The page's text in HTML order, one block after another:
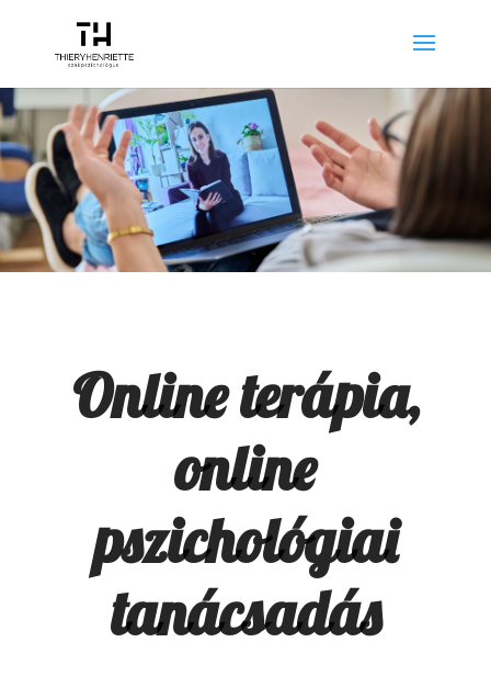
Online terápia,
online
pszichológiai
tanácsadás